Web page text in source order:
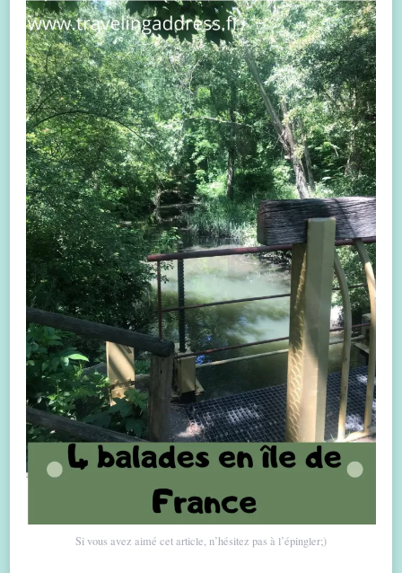
Si vous avez aimé cet article, n’hésitez pas à l’épingler;)